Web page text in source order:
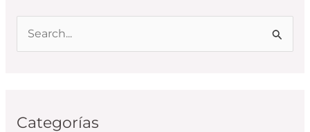
a
Categorías